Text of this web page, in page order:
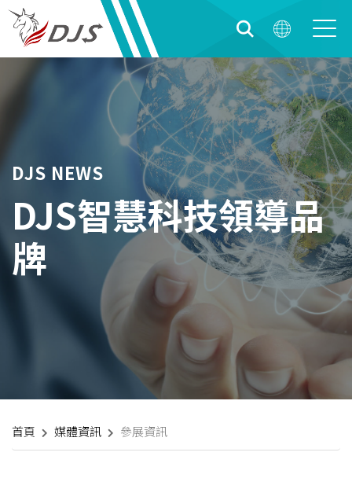
DJS NEWS
DJS智慧科技領導品
牌
首頁 媒體資訊 參展資訊